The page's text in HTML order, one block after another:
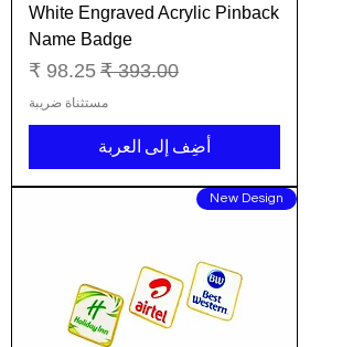
White Engraved Acrylic Pinback
Name Badge
سعر عاديسعر البيع
مستثناة ضريبة
أضِف إلى العربة
New Design